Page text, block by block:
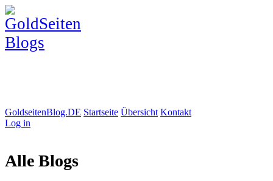
GoldseitenBlog.DE Startseite Übersicht Kontakt
Log in
Alle Blogs